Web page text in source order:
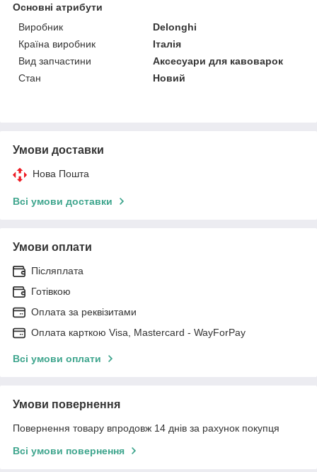
Основні атрибути
Виробник
Delonghi
Країна виробник
Італія
Вид запчастини
Аксесуари для кавоварок
Стан
Новий
Умови доставки
Нова Пошта
Всі умови доставки
Умови оплати
Післяплата
Готівкою
Оплата за реквізитами
Оплата карткою Visa, Mastercard - WayForPay
Всі умови оплати
Умови повернення
Повернення товару впродовж 14 днів за рахунок покупця
Всі умови повернення